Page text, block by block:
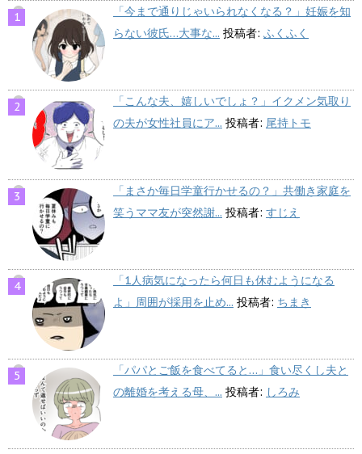
「今まで通りじゃいられなくなる？」妊娠を知
らない彼氏…大事な... 投稿者: ふくふく
「こんな夫、嬉しいでしょ？」イクメン気取り
の夫が女性社員にア... 投稿者: 尾持トモ
「まさか毎日学童行かせるの？」共働き家庭を
笑うママ友が突然謝... 投稿者: すじえ
「1人病気になったら何日も休むようになる
よ」周囲が採用を止め... 投稿者: ちまき
「パパとご飯を食べてると…」食い尽くし夫と
の離婚を考える母、... 投稿者: しろみ